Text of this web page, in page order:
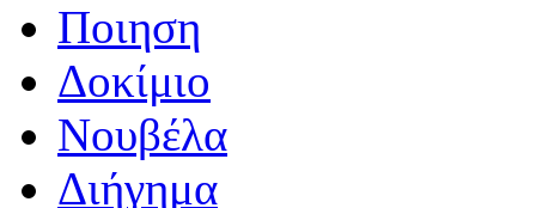
Ποιηση
Δοκίμιο
Νουβέλα
Διήγημα